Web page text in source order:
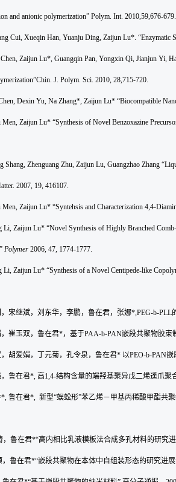
and anionic polymerization” Polym. Int. 2010,59,676-679.
Cui, Xueqin Han, Yuanju Ding, Zaijun Lu*. “Enzymatic
Zaijun Lu*, Guangqin Pan, Yongxin Qi, Jianjun Yi,
J. Polym. Sci. 2010, 28,715-720.
Dexin Yu, Na Zhang*, Zaijun Lu* “Biocompatible
Men, Zaijun Lu* “Synthesis of Novel Benzoxazine
Shang, Zhenguang Zhu, Zaijun Lu, Guangzhao Zhang
2007, 19, 416107.
Zaijun Lu* “Syntehsis and Characterization 4,4-
Li, Zaijun Lu* “Novel Synthesis of Highly Branched
Polymer 2006, 47, 1774-1777.
Li, Zaijun Lu* “Synthesis of a Novel Centipede-like
宋继斌，刘东华，李鹏，鲁在君，张娜*,PEG-b-PLL
崔玉双，鲁在君*，基于PAA-b-PAN嵌段共聚物胶束
胡爱娟，丁元菊，孔令泉，鲁在君* 以PEO-b-PAN嵌
鲁在君*, 高1,4-结构含量的端羟基聚异戊二烯遥爪聚
*, 鲁在君*, 新型“蜈蚣形”苯乙烯－甲基丙稀酸甲酯共
，鲁在君*“高内相比乳液模板法合成多孔材料的研究
，鲁在君*“嵌段共聚物在本体中自组装形态的研究进展